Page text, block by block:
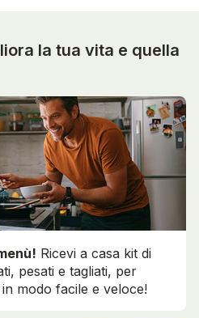
la tua vita e quella
Ricevi a casa kit di
pesati e tagliati, per
modo facile e veloce!